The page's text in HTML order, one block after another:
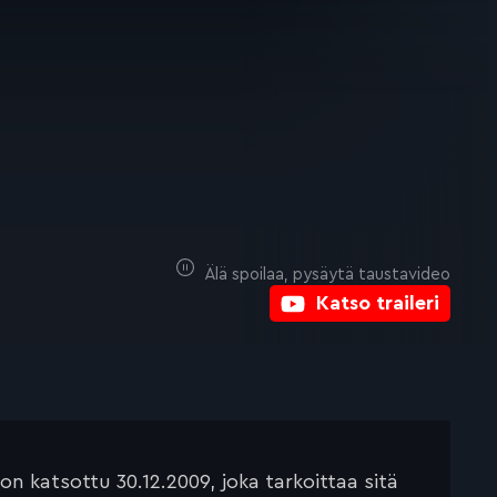
Katso traileri
Älä spoilaa, pysäytä taustavideo
katsottu 30.12.2009, joka tarkoittaa sitä